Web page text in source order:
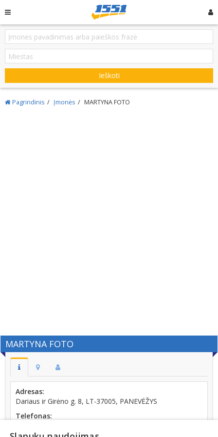
Ieškoti
Pagrindinis Įmonės MARTYNA FOTO
MARTYNA FOTO
Adresas:
Dariaus ir Girėno g. 8, LT-37005, PANEVĖŽYS
Telefonas: